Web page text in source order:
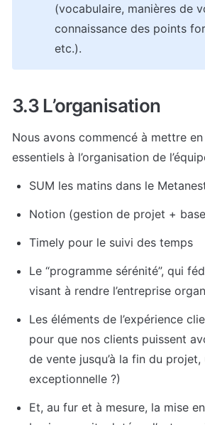
(vocabulaire, manières de
connaissance des points
etc.).
3.3 L’organisation
Nous avons commencé à mettre
essentiels à l’organisation de
SUM les matins dans le
Notion (gestion de projet +
Timely pour le suivi des temps
Le “programme sérénité”, qui
visant à rendre l’entreprise
Les éléments de l’expérience
pour que nos clients puissent
de vente jusqu’à la fin du
exceptionnelle ?)
Et, au fur et à mesure, la mise